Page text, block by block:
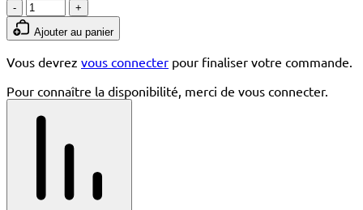
-
+
Ajouter au panier
Vous devrez vous connecter pour finaliser votre commande.
Pour connaître la disponibilité, merci de vous connecter.